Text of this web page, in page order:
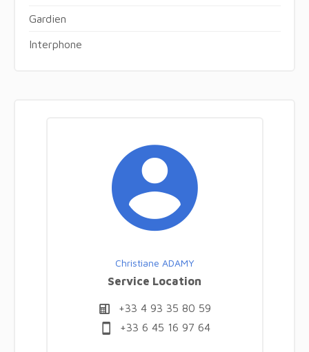
Gardien
Interphone
Christiane ADAMY
Service Location
+33 4 93 35 80 59
+33 6 45 16 97 64